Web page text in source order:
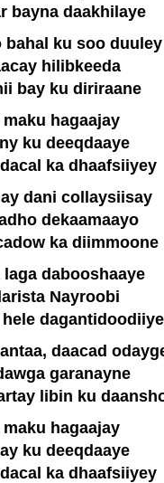
bayna daakhilaye
ku soo duuley
hilibkeeda
bay ku diriraane
hagaajay
ku deeqdaaye
ka dhaafsiiyey
dani collaysiisay
dekaamaayo
ka diimmoone
dabooshaaye
Nayroobi
dagantidoodiiye
daacad
garanayne
libin ku
hagaajay
ku deeqdaaye
ka dhaafsiiyey